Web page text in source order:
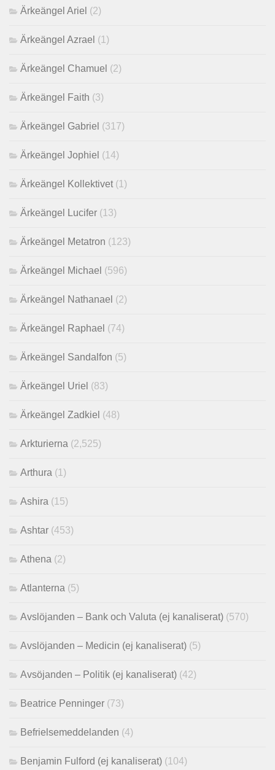
Ärkeängel Ariel (2)
Ärkeängel Azrael (1)
Ärkeängel Chamuel (2)
Ärkeängel Faith (3)
Ärkeängel Gabriel (317)
Ärkeängel Jophiel (14)
Ärkeängel Kollektivet (1)
Ärkeängel Lucifer (13)
Ärkeängel Metatron (123)
Ärkeängel Michael (596)
Ärkeängel Nathanael (2)
Ärkeängel Raphael (74)
Ärkeängel Sandalfon (5)
Ärkeängel Uriel (83)
Ärkeängel Zadkiel (48)
Arkturierna (2,525)
Arthura (1)
Ashira (15)
Ashtar (453)
Athena (2)
Atlanterna (5)
Avslöjanden – Bank och Valuta (ej kanaliserat) (570)
Avslöjanden – Medicin (ej kanaliserat) (5)
Avsöjanden – Politik (ej kanaliserat) (42)
Beatrice Penninger (73)
Befrielsemeddelanden (4)
Benjamin Fulford (ej kanaliserat) (104)